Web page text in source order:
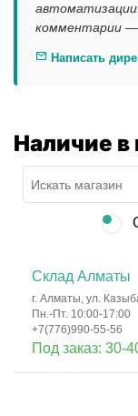
комментарии —
Написать
Наличие в
Склад Алматы
г. Алматы, ул.
Пн.-Пт. 10:00-17:00
+7(776)990-55-56
Под заказ: 30-